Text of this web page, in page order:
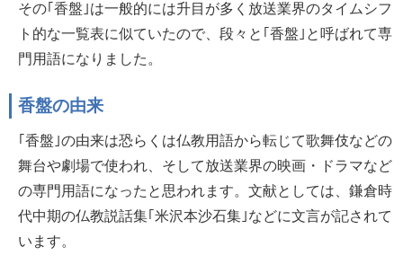
その｢香盤｣は一般的には升目が多く放送業界のタイムシフ
ト的な一覧表に似ていたので、段々と｢香盤｣と呼ばれて専
門用語になりました。
香盤の由来
｢香盤｣の由来は恐らくは仏教用語から転じて歌舞伎などの
舞台や劇場で使われ、そして放送業界の映画・ドラマなど
の専門用語になったと思われます。文献としては、鎌倉時
代中期の仏教説話集｢米沢本沙石集｣などに文言が記されて
います。